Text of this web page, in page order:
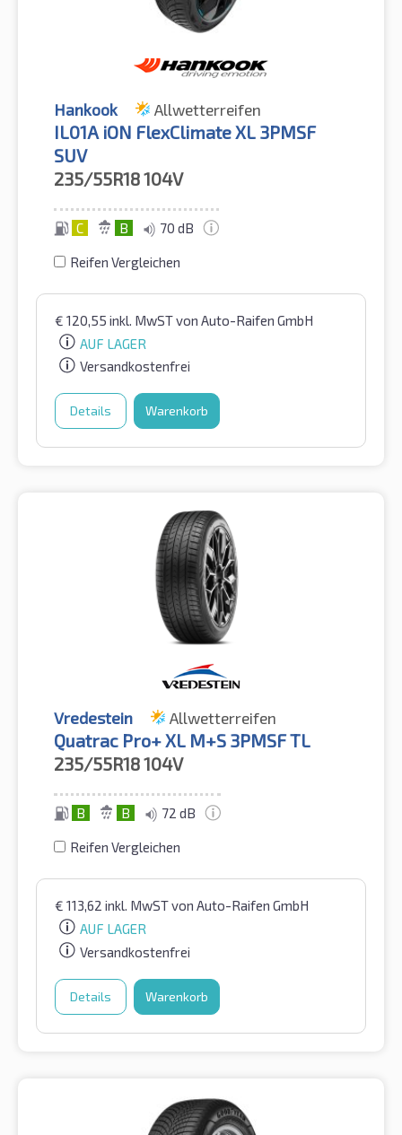
Hankook Allwetterreifen
IL01A iON FlexClimate XL 3PMSF
SUV
235/55R18104V
C B 70 dB
Reifen Vergleichen
€ 120,55 inkl. MwSTvon Auto-Raifen GmbH
AUF LAGER
Versandkostenfrei
Details Warenkorb
Vredestein Allwetterreifen
Quatrac Pro+ XL M+S 3PMSF TL
235/55R18104V
B B 72 dB
Reifen Vergleichen
€ 113,62 inkl. MwSTvon Auto-Raifen GmbH
AUF LAGER
Versandkostenfrei
Details Warenkorb